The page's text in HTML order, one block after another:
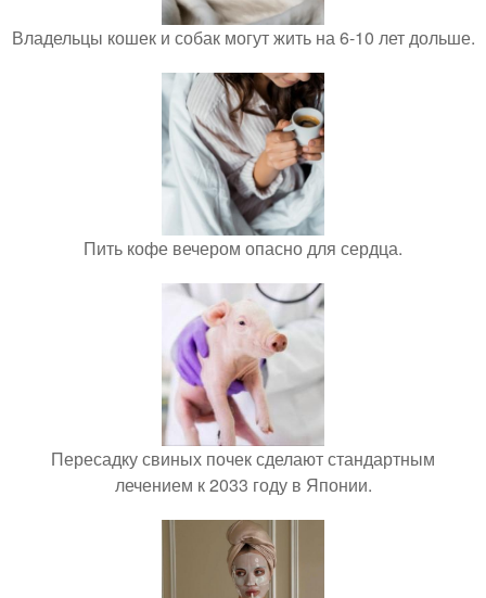
Владельцы кошек и собак могут жить на 6-10 лет дольше.
Пить кофе вечером опасно для сердца.
Пересадку свиных почек сделают стандартным
лечением к 2033 году в Японии.